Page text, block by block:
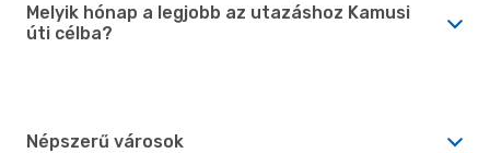
Melyik hónap a legjobb az utazáshoz Kamusi
úti célba?
Népszerű városok